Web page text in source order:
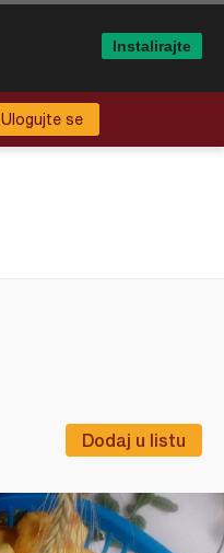
Ulogujte se
Dodaj u listu
Instalirajte